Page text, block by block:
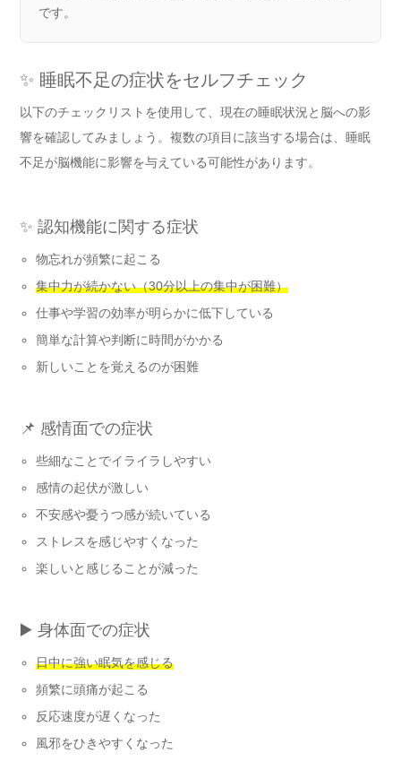
です。
✨ 睡眠不足の症状をセルフチェック
以下のチェックリストを使用して、現在の睡眠状況と脳への影
響を確認してみましょう。複数の項目に該当する場合は、睡眠
不足が脳機能に影響を与えている可能性があります。
✨ 認知機能に関する症状
物忘れが頻繁に起こる
集中力が続かない（30分以上の集中が困難）
仕事や学習の効率が明らかに低下している
簡単な計算や判断に時間がかかる
新しいことを覚えるのが困難
📌 感情面での症状
些細なことでイライラしやすい
感情の起伏が激しい
不安感や憂うつ感が続いている
ストレスを感じやすくなった
楽しいと感じることが減った
▶️ 身体面での症状
日中に強い眠気を感じる
頻繁に頭痛が起こる
反応速度が遅くなった
風邪をひきやすくなった